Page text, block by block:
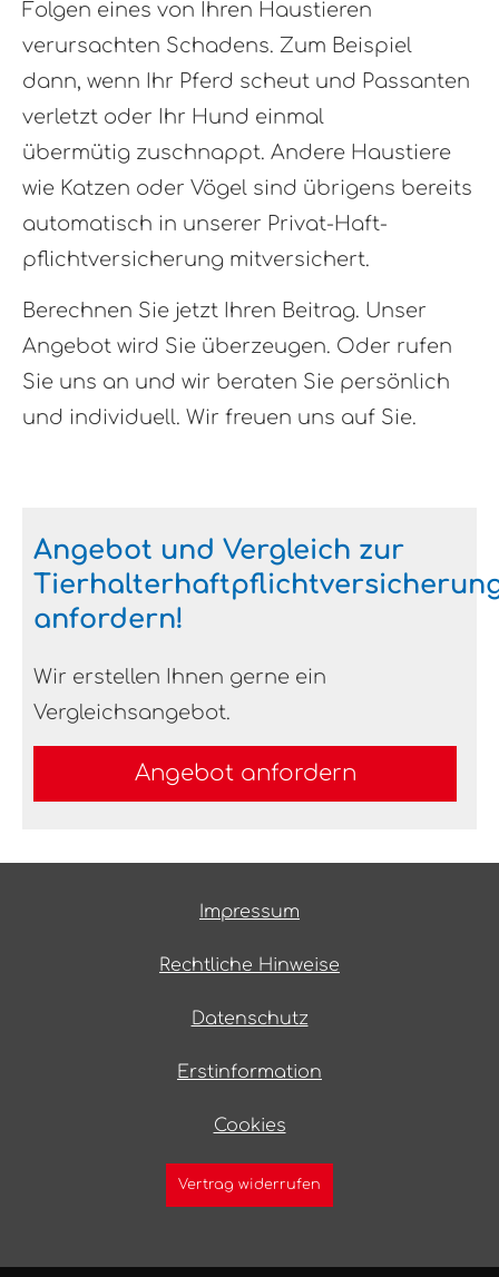
Folgen eines von Ihren Haustieren
verursachten Schadens. Zum Beispiel
dann, wenn Ihr Pferd scheut und Passanten
verletzt oder Ihr Hund einmal
übermütig zuschnappt. Andere Haustiere
wie Katzen oder Vögel sind übrigens bereits
automatisch in unserer Privat-Haft­
pflichtversicherung mitversichert.
Berechnen Sie jetzt Ihren Beitrag. Unser
Angebot wird Sie überzeugen. Oder rufen
Sie uns an und wir beraten Sie persönlich
und individuell. Wir freuen uns auf Sie.
Angebot und Vergleich zur
anfordern!
Wir erstellen Ihnen gerne ein
Vergleichsangebot.
An­ge­bot an­for­dern
Impressum
Rechtliche Hinweise
Datenschutz
Erstinformation
Cookies
Vertrag widerrufen